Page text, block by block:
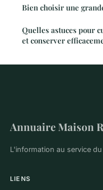
Bien choisir une
Quelles astuces pour
et conserver
Annuaire Maison
L'information au service
LIENS